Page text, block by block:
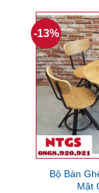
-13%
Bộ Bàn
Mặt